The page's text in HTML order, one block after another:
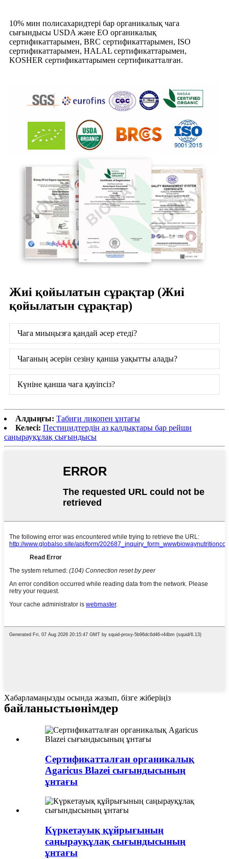
10% мин полисахаридтері бар органикалық чага
сығындысы USDA және EO органикалық
сертификаттарымен, BRC сертификаттарымен, ISO
сертификаттарымен, HALAL сертификаттарымен,
KOSHER сертификаттарымен сертификатталған.
Жиі қойылатын сұрақтар (Жиі
қойылатын сұрақтар)
Чага миыңызға қандай әсер етеді?
Чаганың әсерін сезіну қанша уақытты алады?
Күніне қанша чага қауіпсіз?
Алдыңғы: Табиғи ликопен ұнтағы
Келесі: Пестицидтердің аз қалдықтары бар рейши
саңырауқұлақ сығындысы
Хабарламаңызды осында жазып, бізге жіберіңіз
байланыстыөнімдер
Сертификатталған органикалық
Agaricus Blazei сығындысының
ұнтағы
Күркетауық құйрығының
саңырауқұлақ сығындысының
ұнтағы